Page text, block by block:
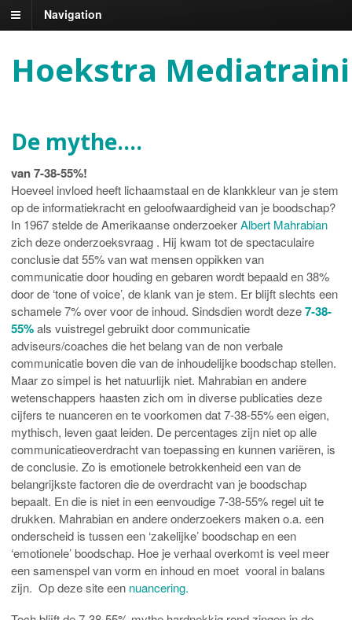
Navigation
Hoekstra
De mythe….
van 7-38-55%!
Hoeveel invloed heeft lichaamstaal en de klankkleur van je stem
op de informatiekracht en geloofwaardigheid van je boodschap?
In 1967 stelde de Amerikaanse onderzoekerAlbert Mahrabian
zich deze onderzoeksvraag . Hij kwam tot de spectaculaire
conclusie dat 55% van wat mensen oppikken van
communicatie door houding en gebaren wordt bepaald en 38%
door de ‘tone of voice’, de klank van je stem. Er blijft slechts een
schamele 7% over voor de inhoud. Sindsdien wordt deze7-38-
55%als vuistregel gebruikt door communicatie
adviseurs/coaches die het belang van de non verbale
communicatie boven die van de inhoudelijke boodschap stellen.
Maar zo simpel is het natuurlijk niet. Mahrabian en andere
wetenschappers haasten zich om in diverse publicaties deze
cijfers te nuanceren en te voorkomen dat 7-38-55% een eigen,
mythisch, leven gaat leiden. De percentages zijn niet op alle
communicatieoverdracht van toepassing en kunnen variëren, is
de conclusie. Zo is emotionele betrokkenheid een van de
belangrijkste factoren die de overdracht van je boodschap
bepaalt. En die is niet in een eenvoudige 7-38-55% regel uit te
drukken. Mahrabian en andere onderzoekers maken o.a. een
onderscheid is tussen een ‘zakelijke’ boodschap en een
‘emotionele’ boodschap. Hoe je verhaal overkomt is veel meer
een samenspel van vorm en inhoud en moet vooral in balans
zijn. Op deze site een nuancering.